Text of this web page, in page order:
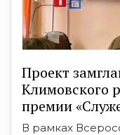
Проект
Климовского
премии
В рамках